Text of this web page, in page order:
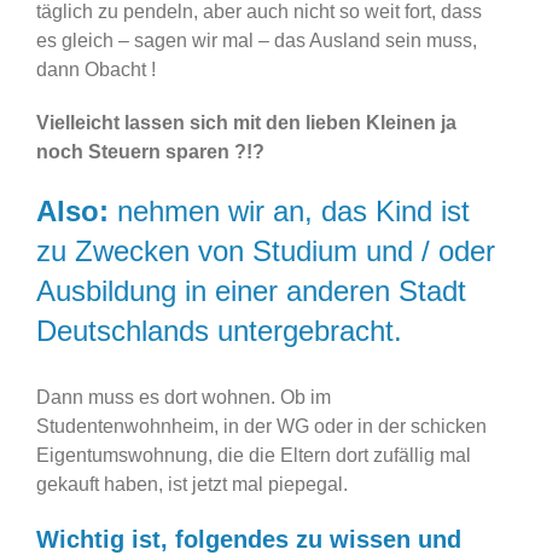
täglich zu pendeln, aber auch nicht so weit fort, dass
es gleich – sagen wir mal – das Ausland sein muss,
dann Obacht !
Vielleicht lassen sich mit den lieben Kleinen ja
noch Steuern sparen ?!?
Also: nehmen wir an, das Kind ist
zu Zwecken von Studium und / oder
Ausbildung in einer anderen Stadt
Deutschlands untergebracht.
Dann muss es dort wohnen. Ob im
Studentenwohnheim, in der WG oder in der schicken
Eigentumswohnung, die die Eltern dort zufällig mal
gekauft haben, ist jetzt mal piepegal.
Wichtig ist, folgendes zu wissen und